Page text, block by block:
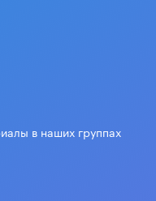
в наших группах